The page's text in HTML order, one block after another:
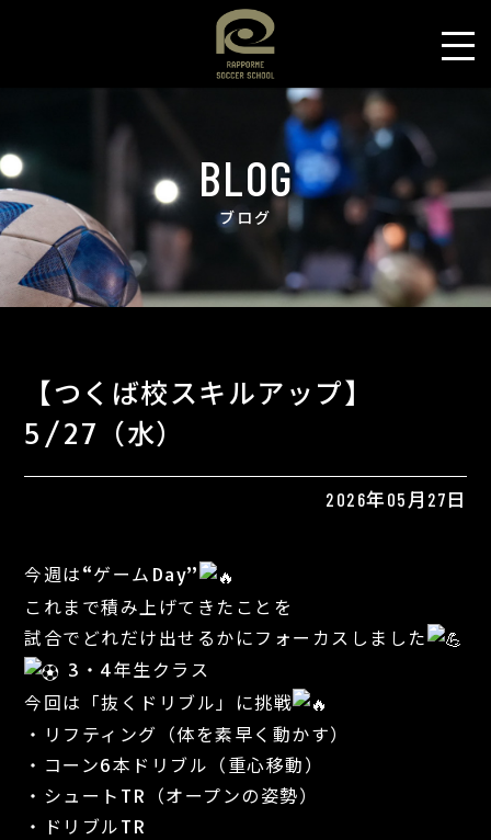
BLOG
ブログ
【つくば校スキルアップ】
5/27（水）
2026年05月27日
今週は“ゲームDay”
これまで積み上げてきたことを
試合でどれだけ出せるかにフォーカスしました
3・4年生クラス
今回は「抜くドリブル」に挑戦
・リフティング（体を素早く動かす）
・コーン6本ドリブル（重心移動）
・シュートTR（オープンの姿勢）
・ドリブルTR